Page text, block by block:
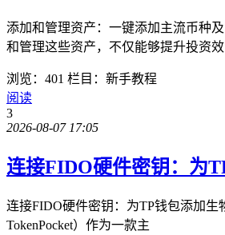
添加和管理资产：一键添加主流币种
和管理这些资产，不仅能够提升投资效
浏览：401 栏目：新手教程
阅读
3
2026-08-07 17:05
连接FIDO硬件密钥：为
连接FIDO硬件密钥：为TP钱包添加
TokenPocket）作为一款主